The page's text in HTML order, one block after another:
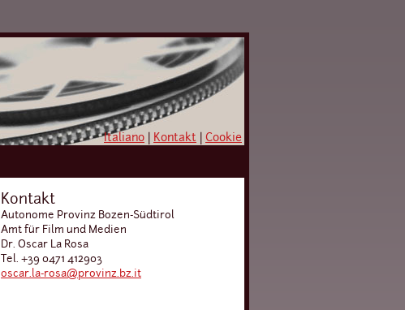
Italiano Kontakt
Cookie
Kontakt
Autonome Provinz Bozen-Südtirol
Amt für Film und Medien
Dr. Oscar La Rosa
Tel. +39 0471 412903
oscar.la-rosa@provinz.bz.it